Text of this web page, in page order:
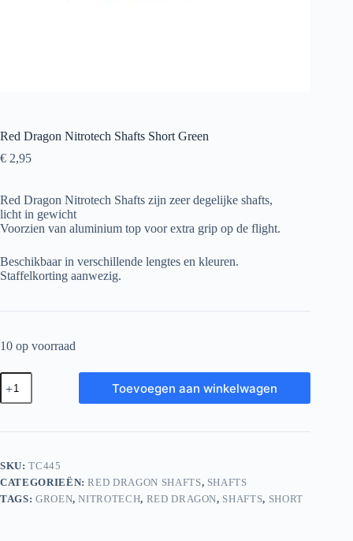
Red Dragon Nitrotech Shafts Short Green
€ 2,95
Red Dragon Nitrotech Shafts zijn zeer degelijke shafts,
licht in gewicht
Voorzien van aluminium top voor extra grip op de flight.
Beschikbaar in verschillende lengtes en kleuren.
Staffelkorting aanwezig.
10 op voorraad
Red
Dragon
Nitrotech
Short
Toevoegen aan winkelwagen
SKU:TC445
CATEGORIEËN:RED DRAGON SHAFTS, SHAFTS
TAGS: GROEN,NITROTECH, RED DRAGON, SHAFTS, SHORT